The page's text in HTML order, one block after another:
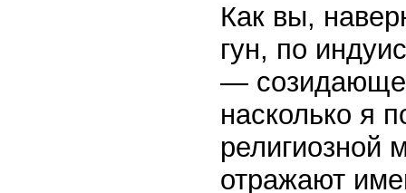
Как вы,
гун, по
—
насколько я
отражают